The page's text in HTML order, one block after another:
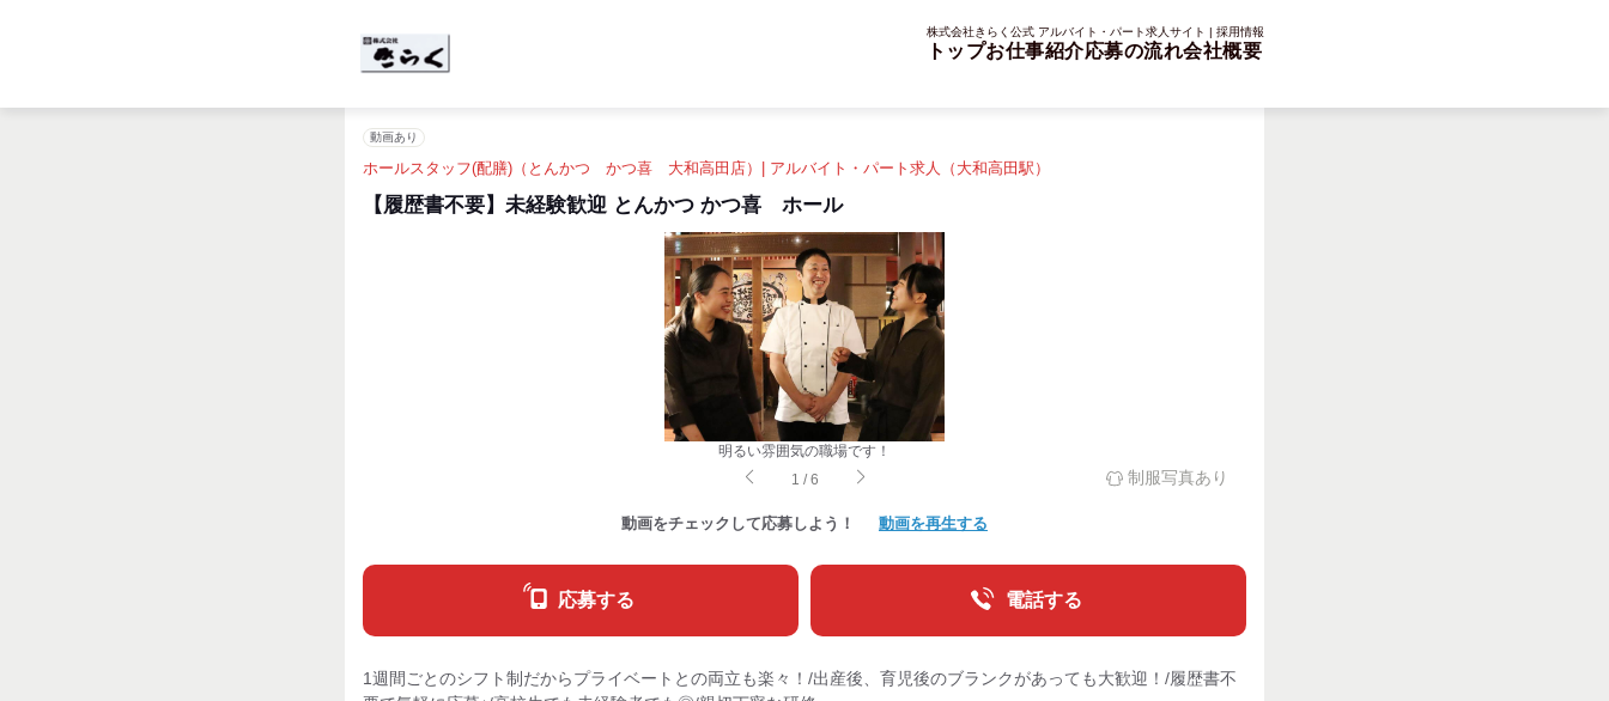
株式会社きらく公式 アルバイト・パート求人サイト | 採用情報
トップお仕事紹介応募の流れ会社概要
動画あり
ホールスタッフ(配膳)（とんかつ かつ喜 大和高田店）| アルバイト・パート求人（大和高田駅）
【履歴書不要】未経験歓迎 とんかつ かつ喜 ホール
明るい雰囲気の職場です！
1 /6 制服写真あり
動画をチェックして応募しよう！ 動画を再生する
応募する 電話する
1週間ごとのシフト制だからプライベートとの両立も楽々！/出産後、育児後のブランクがあっても大歓迎！/履歴書不